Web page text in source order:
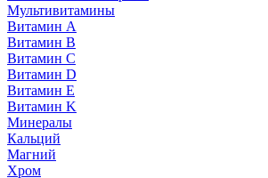
Мультивитамины
Витамин A
Витамин B
Витамин C
Витамин D
Витамин E
Витамин K
Минералы
Кальций
Магний
Хром